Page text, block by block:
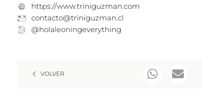
https://www.triniguzman.com
contacto@triniguzman.cl
@holaleoningeverything
VOLVER